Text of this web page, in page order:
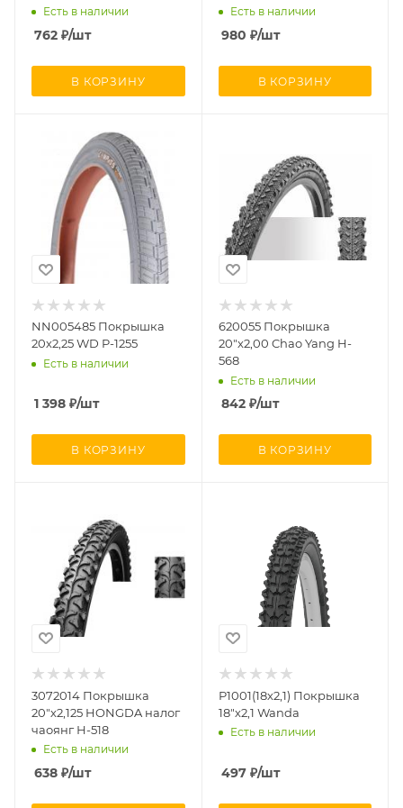
Есть в наличии
762 ₽/шт
В КОРЗИНУ
Есть в наличии
980 ₽/шт
В КОРЗИНУ
NN005485 Покрышка
20х2,25 WD P-1255
Есть в наличии
1 398 ₽/шт
В КОРЗИНУ
620055 Покрышка
20"х2,00 Chao Yang H-
568
Есть в наличии
842₽/шт
В КОРЗИНУ
3072014 Покрышка
20"х2,125 HONGDA налог
чаоянг Н-518
Есть в наличии
638 ₽/шт
P1001(18х2,1) Покрышка
18"х2,1 Wanda
Есть в наличии
497₽/шт